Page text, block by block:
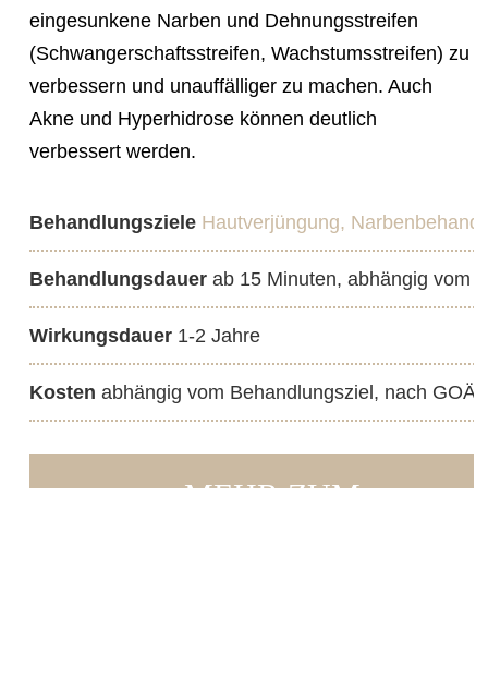
eingesunkene Narben und Dehnungsstreifen
(Schwangerschaftsstreifen, Wachstumsstreifen) zu
verbessern und unauffälliger zu machen. Auch
Akne und Hyperhidrose können deutlich
verbessert werden.
Behandlungsziele Hautverjüngung,
Behandlungsdauerab 15 Minuten, abhängig vom
Wirkungsdauer1-2 Jahre
Kosten abhängig vom Behandlungsziel, nach GOÄ
MEHR ZUM